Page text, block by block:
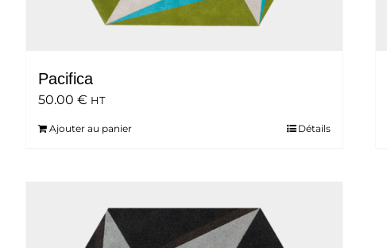
Pacifica
50.00 € HT
Ajouter au panier Détails